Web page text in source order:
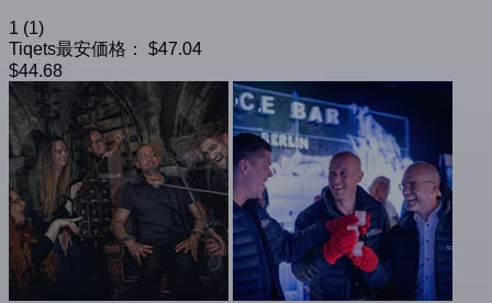
1 (1)
Tiqets最安価格：
$47.04
$44.68